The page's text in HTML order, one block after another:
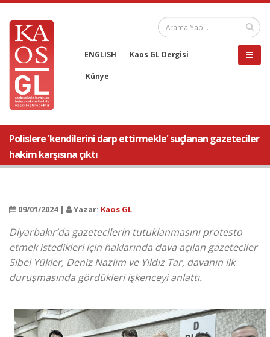
ENGLISH Kaos GL Dergisi
Künye
Polislere 'kendilerini darp ettirmekle' suçlanan gazeteciler
hakim karşısına çıktı
09/01/2024 | Yazar: Kaos GL
Diyarbakır’da gazetecilerin tutuklanmasını protesto
etmek istedikleri için haklarında dava açılan gazeteciler
Sibel Yükler, Deniz Nazlım ve Yıldız Tar, davanın ilk
duruşmasında gördükleri işkenceyi anlattı.